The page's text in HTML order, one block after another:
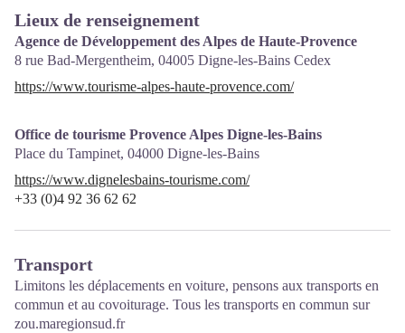
Lieux de renseignement
Agence de Développement des Alpes de Haute-Provence
8 rue Bad-Mergentheim, 04005 Digne-les-Bains Cedex
https://www.tourisme-alpes-haute-provence.com/
Office de tourisme Provence Alpes Digne-les-Bains
Place du Tampinet, 04000 Digne-les-Bains
https://www.dignelesbains-tourisme.com/
+33 (0)4 92 36 62 62
Transport
Limitons les déplacements en voiture, pensons aux transports en
commun et au covoiturage. Tous les transports en commun sur
zou.maregionsud.fr